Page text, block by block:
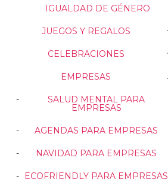
IGUALDAD DE GÉNERO
JUEGOS Y REGALOS
CELEBRACIONES
EMPRESAS
SALUD MENTAL PARA
EMPRESAS
AGENDAS PARA EMPRESAS
NAVIDAD PARA EMPRESAS
ECOFRIENDLY PARA EMPRESAS